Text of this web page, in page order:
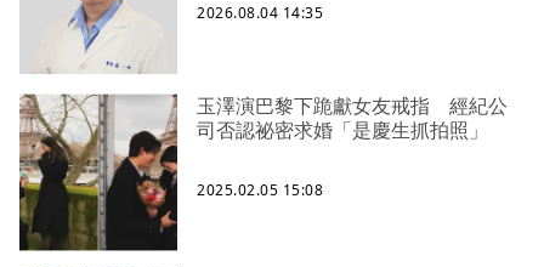
2026.08.04 14:35
玉澤演巴黎下跪獻女友戒指 經紀公
司否認祕密求婚「是慶生抓拍照」
2025.02.05 15:08